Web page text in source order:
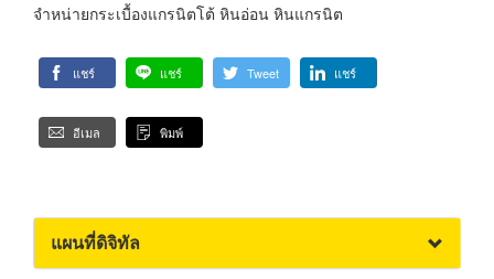
จำหน่ายกระเบื้องแกรนิตโต้ หินอ่อน หินแกรนิต
แชร์ แชร์ Tweet แชร์
อีเมล พิมพ์
แผนที่ดิจิทัล